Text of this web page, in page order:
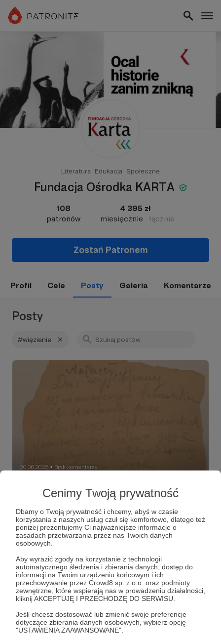
Cenimy Twoją prywatność
Dbamy o Twoją prywatność i chcemy, abyś w czasie
korzystania z naszych usług czuł się komfortowo, dlatego też
poniżej prezentujemy Ci najważniejsze informacje o
zasadach przetwarzania przez nas Twoich danych
osobowych.
Aby wyrazić zgody na korzystanie z technologii
automatycznego śledzenia i zbierania danych, dostęp do
informacji na Twoim urządzeniu końcowym i ich
przechowywanie przez Crowd8 sp. z o.o. oraz podmioty
zewnętrzne, które wspierają nas w prowadzeniu działalności,
kliknij AKCEPTUJĘ I PRZECHODZĘ DO SERWISU.
Jeśli chcesz dostosować lub zmienić swoje preferencje
dotyczące zbierania danych osobowych, wybierz opcję
"USTAWIENIA ZAAWANSOWANE".
Literatura Edukacja Społeczne
Fundacja Ośrodka KARTA
108
patronów
4 395 zł
miesięcznie
łącznie
Zostań Patronem
Profil Cele Posty Galeria Komentarze
Posty
#więzienie
30.06.2025 ● Brak komentarzy
Gryps z kolekcji Marii Rumińskiej
Przedstawiamy niezwykły skarb archiwum- gryps Marii
Rumińskiej wysłany do rodziny z więzienia na Pawiaku z 31
lipca 1944 r. To cenne źródło pochodzi z kolekcji Marii
Rumińskiej, działaczki społecznej i uczestniczki konspiracji
ZWZ–AK w Warszawie, zawierającej powojenne materiały
(zaświadczenia i oświadczenia świadków), dotyczące
pomocy udzielanej ludności żydowskiej na terenie getta
warszawskiego, aresztowania i uwięzienia na Pawiaku, a
następnie w obozach koncentracyjnych – KL Auschwitz i
KL Ravensbrück. W kolekcji znajdują się również: poezja
Marii Rumińskiej dotycząca uwięzienia na Pawiaku i w KL
Ravensbrück; dwa listy prywatne z 1947 roku od męża,
Zygmunta Rumińskiego; materiały dotyczące powojennej
działalności społecznej na rzecz szkolnictwa. Kolekcja jest
w trakcie opracowywania i niebawem będzie dostępna w
naszej czytelni!
#archiwum #gryps #Pawiak +3